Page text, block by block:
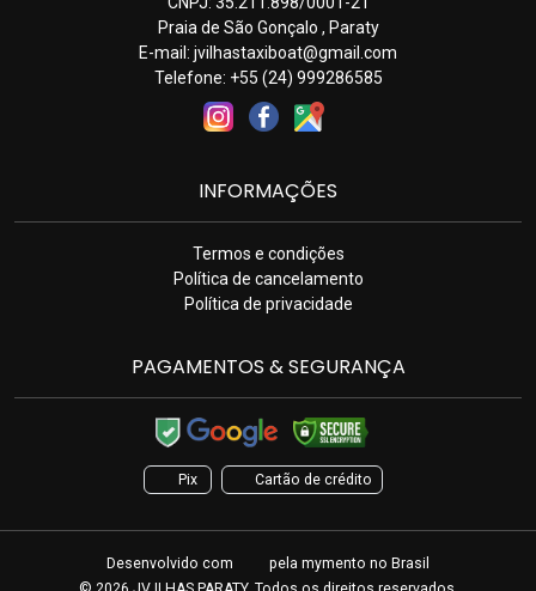
Praia de São Gonçalo , Paraty
E-mail: jvilhastaxiboat@gmail.com
Telefone: +55 (24) 999286585
INFORMAÇÕES
Termos e condições
Política de cancelamento
Política de privacidade
PAGAMENTOS & SEGURANÇA
Pix Cartão de crédito
Desenvolvido com pela mymento no Brasil